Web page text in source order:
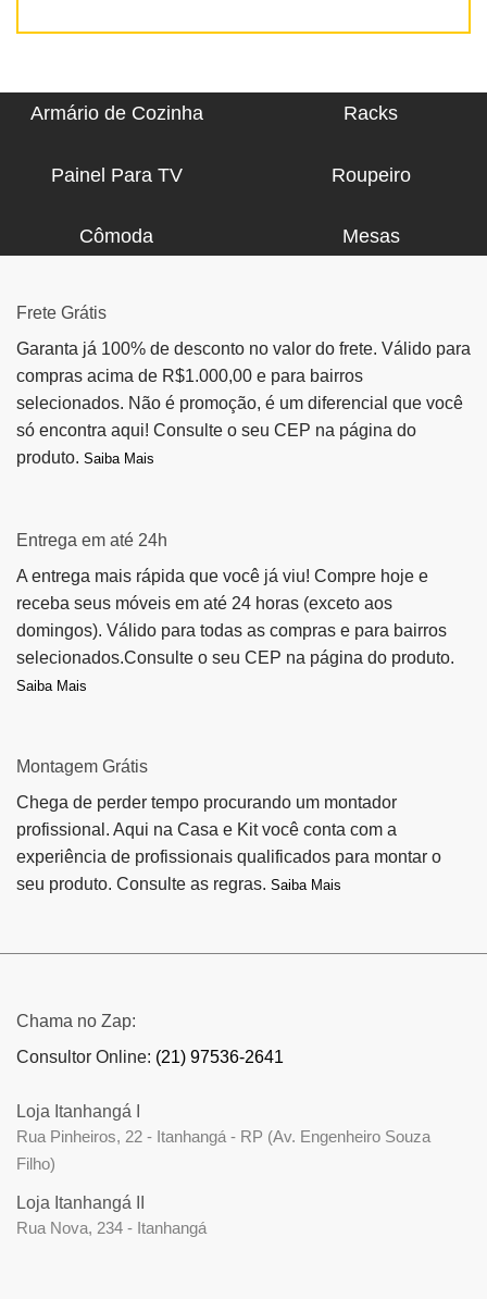
Armário de Cozinha Racks
Painel Para TV Roupeiro
Cômoda Mesas
Frete Grátis
Garanta já 100% de desconto no valor do frete. Válido para
compras acima de R$1.000,00 e para bairros
selecionados. Não é promoção, é um diferencial que você
só encontra aqui! Consulte o seu CEP na página do
produto. Saiba Mais
Entrega em até 24h
A entrega mais rápida que você já viu! Compre hoje e
receba seus móveis em até 24 horas (exceto aos
domingos). Válido para todas as compras e para bairros
selecionados.Consulte o seu CEP na página do produto.
Saiba Mais
Montagem Grátis
Chega de perder tempo procurando um montador
profissional. Aqui na Casa e Kit você conta com a
experiência de profissionais qualificados para montar o
seu produto. Consulte as regras. Saiba Mais
Chama no Zap:
Consultor Online: (21) 97536-2641
Loja Itanhangá I
Rua Pinheiros, 22 - Itanhangá - RP (Av. Engenheiro Souza
Filho)
Loja Itanhangá II
Rua Nova, 234 - Itanhangá